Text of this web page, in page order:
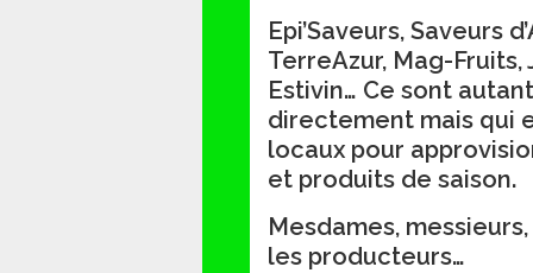
Epi’Saveurs, Saveurs
TerreAzur, Mag-Fruits,
Estivin… Ce sont
directement mais qui
locaux pour
et produits de saison.
Mesdames,
les producteurs…